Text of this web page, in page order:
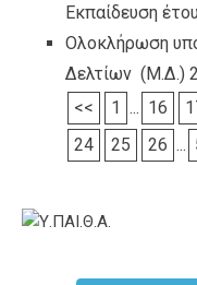
Εκπαίδευση
Ολοκλήρωση
Δελτίων (Μ.Δ.)
<<
1 ... 16
24
25 26 ...